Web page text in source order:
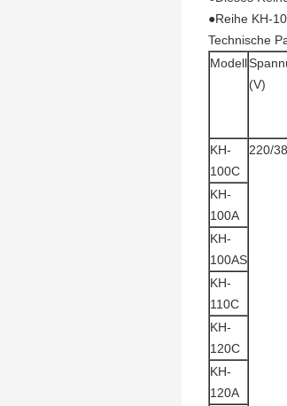
●Reihe KH-
Technische
Modell
(V)
KH-
100C
220/
KH-
100A
KH-
100AS
KH-
110C
KH-
120C
KH-
120A